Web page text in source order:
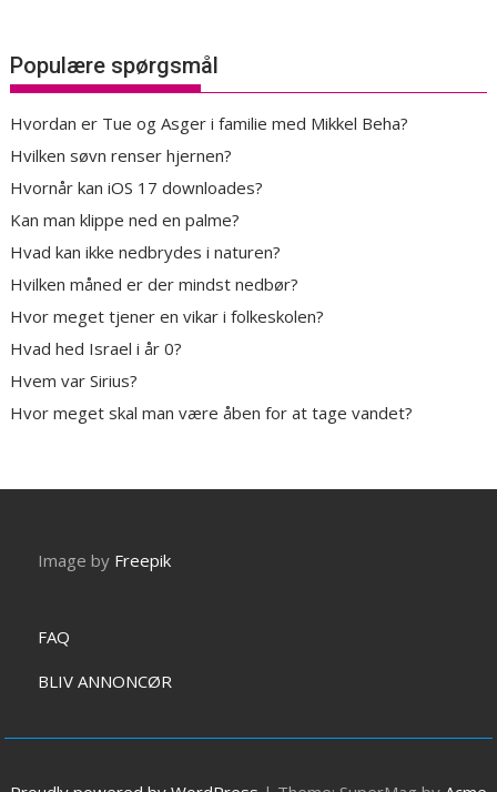
Populære spørgsmål
Hvordan er Tue og Asger i familie med Mikkel Beha?
Hvilken søvn renser hjernen?
Hvornår kan iOS 17 downloades?
Kan man klippe ned en palme?
Hvad kan ikke nedbrydes i naturen?
Hvilken måned er der mindst nedbør?
Hvor meget tjener en vikar i folkeskolen?
Hvad hed Israel i år 0?
Hvem var Sirius?
Hvor meget skal man være åben for at tage vandet?
Image by Freepik
FAQ
BLIV ANNONCØR